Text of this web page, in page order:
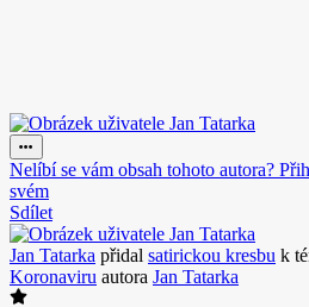
Nelíbí se vám obsah tohoto autora?
svém
Sdílet
Jan Tatarka přidal satirickou kresbu k
Koronaviru autora Jan Tatarka